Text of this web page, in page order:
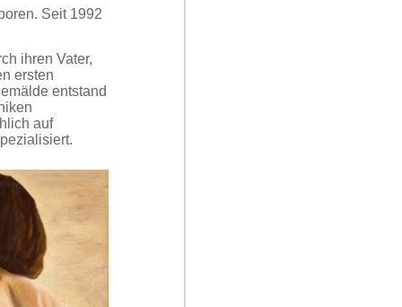
Seit 1992
ihren Vater,
ersten
entstand
auf